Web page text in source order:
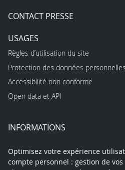
CONTACT PRESSE
USAGES
Règles d’utilisation du site
Protection des données personnelles
Accessibilité non conforme
Open data et API
INFORMATIONS
Optimisez votre expérience
compte personnel : gestion de